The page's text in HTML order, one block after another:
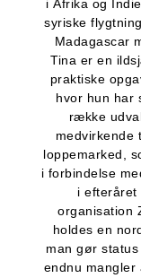
i Afrika og
syriske
Madagascar
Tina er en
praktiske
hvor hun har
række
medvirkende
loppemarked,
i forbindelse
i efteråret
organisation
holdes en
man gør
endnu